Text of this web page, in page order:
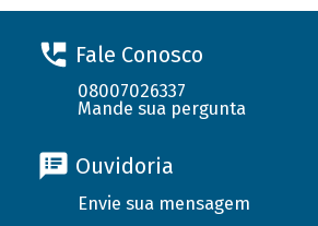
Fale Conosco
08007026337
Mande sua pergunta
Ouvidoria
Envie sua mensagem